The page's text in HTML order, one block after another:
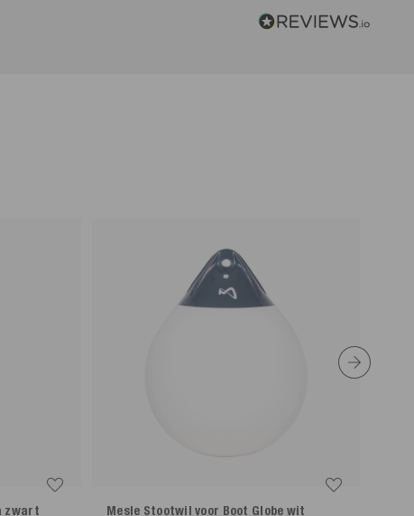
zwart Mesle Stootwil voor Boot Globe wit